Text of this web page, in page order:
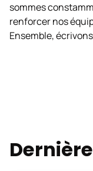
sommes
renforcer nos
Ensemble,